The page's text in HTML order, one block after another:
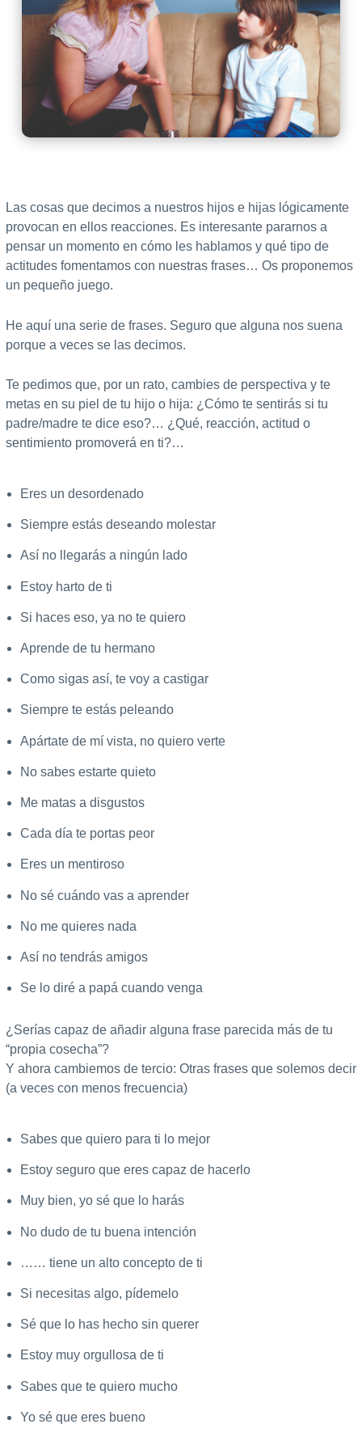
Las cosas que decimos a nuestros hijos e hijas lógicamente
provocan en ellos reacciones. Es interesante pararnos a
pensar un momento en cómo les hablamos y qué tipo de
actitudes fomentamos con nuestras frases… Os proponemos
un pequeño juego.
He aquí una serie de frases. Seguro que alguna nos suena
porque a veces se las decimos.
Te pedimos que, por un rato, cambies de perspectiva y te
metas en su piel de tu hijo o hija: ¿Cómo te sentirás si tu
padre/madre te dice eso?… ¿Qué, reacción, actitud o
sentimiento promoverá en ti?…
Eres un desordenado
Siempre estás deseando molestar
Así no llegarás a ningún lado
Estoy harto de ti
Si haces eso, ya no te quiero
Aprende de tu hermano
Como sigas así, te voy a castigar
Siempre te estás peleando
Apártate de mí vista, no quiero verte
No sabes estarte quieto
Me matas a disgustos
Cada día te portas peor
Eres un mentiroso
No sé cuándo vas a aprender
No me quieres nada
Así no tendrás amigos
Se lo diré a papá cuando venga
¿Serías capaz de añadir alguna frase parecida más de tu
“propia cosecha”?
Y ahora cambiemos de tercio: Otras frases que solemos decir
(a veces con menos frecuencia)
Sabes que quiero para ti lo mejor
Estoy seguro que eres capaz de hacerlo
Muy bien, yo sé que lo harás
No dudo de tu buena intención
…… tiene un alto concepto de ti
Si necesitas algo, pídemelo
Sé que lo has hecho sin querer
Estoy muy orgullosa de ti
Sabes que te quiero mucho
Yo sé que eres bueno